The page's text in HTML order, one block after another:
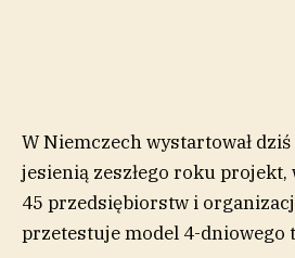
W Niemczech wystartował
jesienią zeszłego roku
45 przedsiębiorstw i
przetestuje model 4-dniowego